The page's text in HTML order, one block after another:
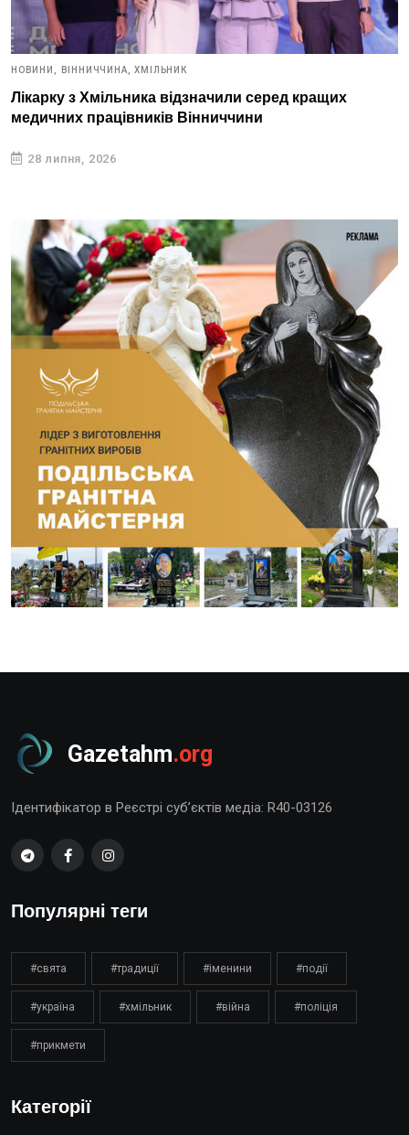
НОВИНИ, ВІННИЧЧИНА, ХМІЛЬНИК
Лікарку з Хмільника відзначили серед кращих
медичних працівників Вінниччини
28 липня, 2026
Gazetahm.org
Ідентифікатор в Реєстрі суб’єктів медіа: R40-03126
Популярні теги
#свята #традиції #іменини #події
#україна #хмільник #війна #поліція
#прикмети
Категорії